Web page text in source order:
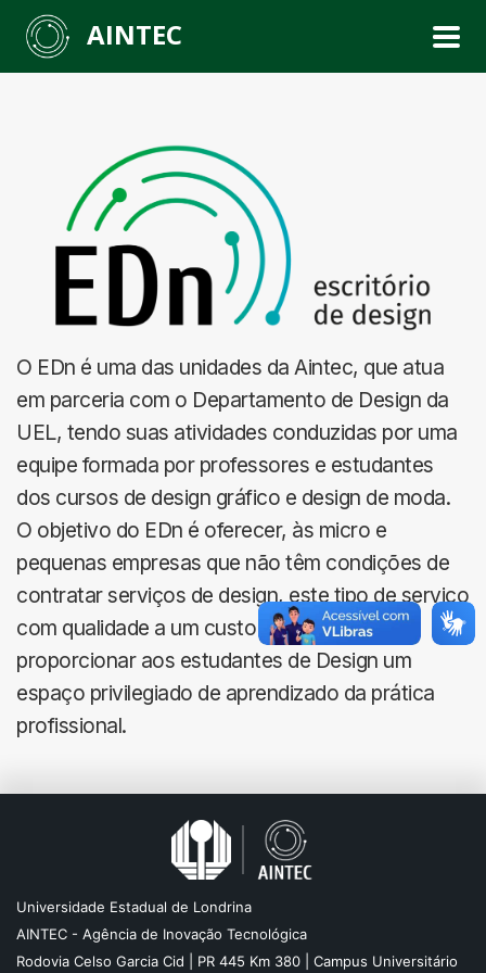
AINTEC
O EDn é uma das unidades da Aintec, que atua
em parceria com o Departamento de Design da
UEL, tendo suas atividades conduzidas por uma
equipe formada por professores e estudantes
dos cursos de design gráfico e design de moda.
O objetivo do EDn é oferecer, às micro e
pequenas empresas que não têm condições de
contratar serviços de design, este tipo de serviço
com qualidade a um custo viável, além de
proporcionar aos estudantes de Design um
espaço privilegiado de aprendizado da prática
profissional.
Universidade Estadual de Londrina
AINTEC - Agência de Inovação Tecnológica
Rodovia Celso Garcia Cid | PR 445 Km 380 | Campus Universitário